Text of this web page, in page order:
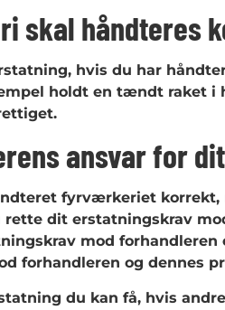
skal håndteres
hvis du har
holdt en tændt raket
ansvar for
fyrværkeriet
rette dit erstatningskrav
mod
forhandleren og dennes
du kan få, hvis